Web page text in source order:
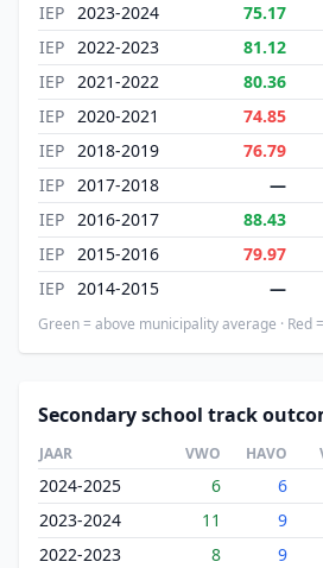
IEP 2023-2024 75.17
IEP 2022-2023 81.12
IEP 2021-2022 80.36
IEP 2020-2021 74.85
IEP 2018-2019 76.79
IEP 2017-2018 —
IEP 2016-2017 88.43
IEP 2015-2016 79.97
IEP 2014-2015 —
Green = above municipality average · Red
Secondary school track
JAAR VWO HAVO
2024-2025 6 6
2023-2024
11 9
2022-2023
8 9